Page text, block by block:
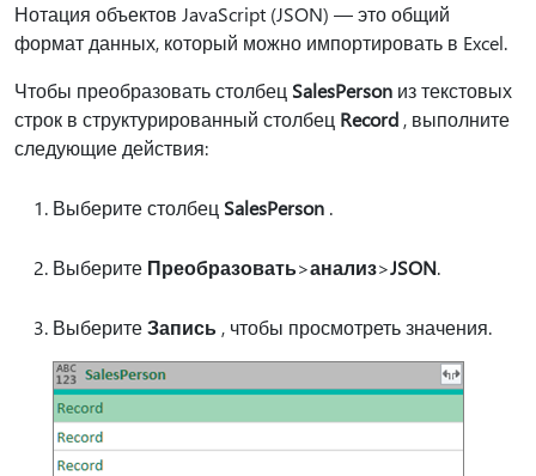
Нотация объектов JavaScript (JSON) — это общий
формат данных, который можно импортировать в Excel.
Чтобы преобразовать столбец SalesPerson из текстовых
строк в структурированный столбец Record , выполните
следующие действия:
Выберите столбец SalesPerson .
Выберите Преобразовать>анализ>JSON.
ВыберитеЗапись , чтобы просмотреть значения.